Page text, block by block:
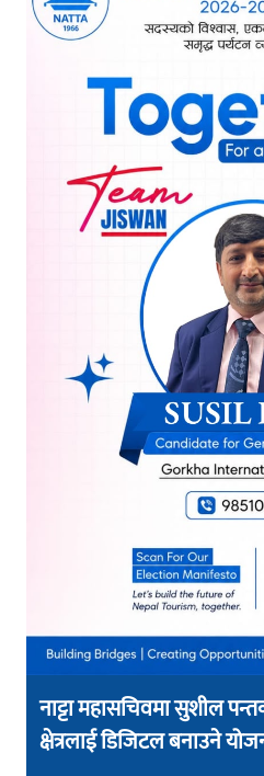
नाट्टा महासचिवमा सुशील
क्षेत्रलाई डिजिटल बनाउने